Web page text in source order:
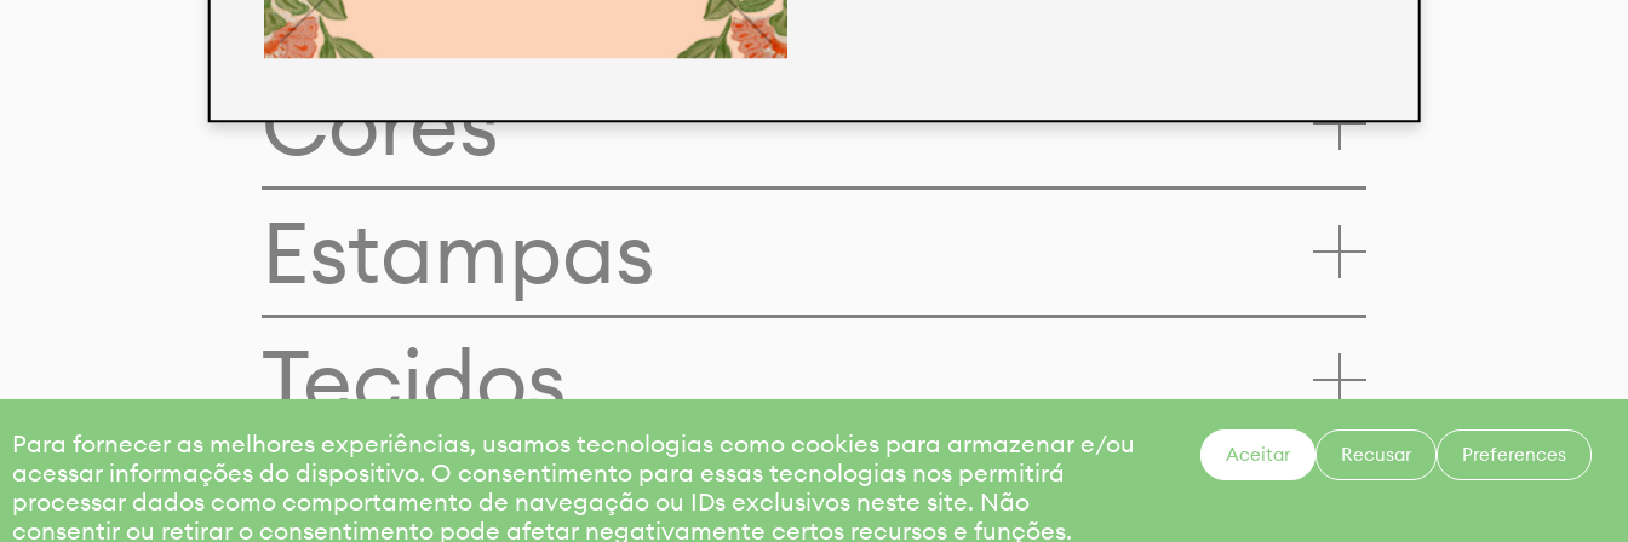
Para fornecer as melhores experiências, usamos tecnologias como cookies para armazenar e/ou
acessar informações do dispositivo. O consentimento para essas tecnologias nos permitirá
processar dados como comportamento de navegação ou IDs exclusivos neste site. Não
consentir ou retirar o consentimento pode afetar negativamente certos recursos e funções.
Aceitar Recusar Preferences
Cores
Estampas
Tecidos